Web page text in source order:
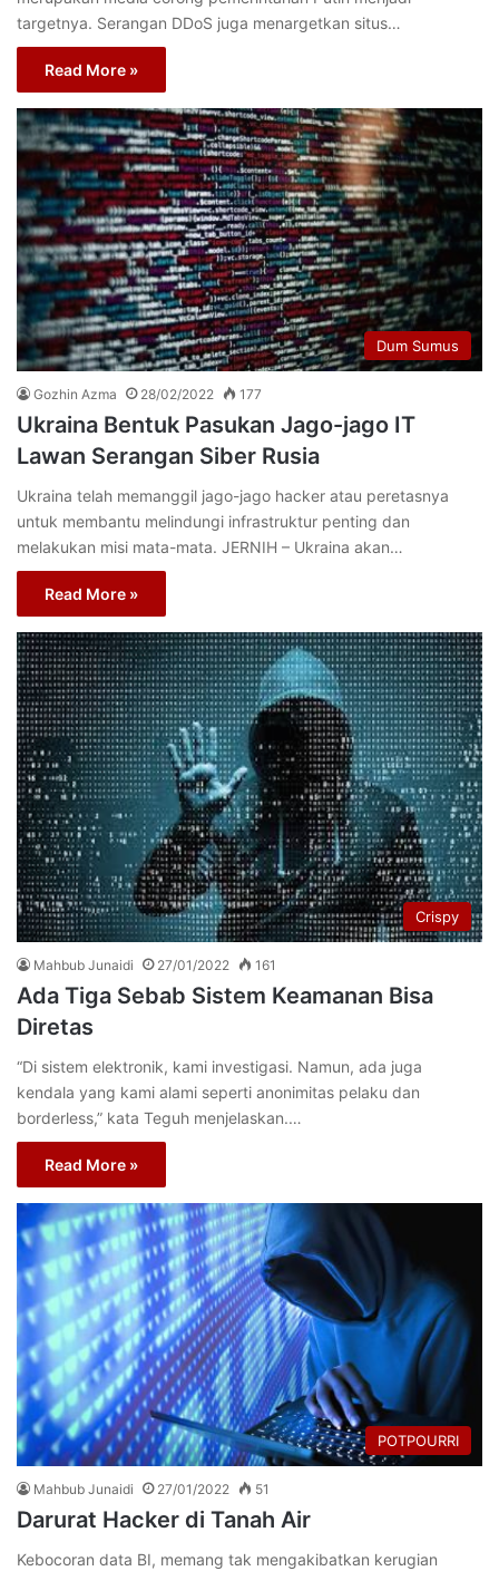
targetnya. Serangan DDoS juga menargetkan situs…
Read More »
Dum Sumus
Gozhin Azma 28/02/2022 177
Ukraina Bentuk Pasukan Jago-jago IT
Lawan Serangan Siber Rusia
Ukraina telah memanggil jago-jago hacker atau peretasnya
untuk membantu melindungi infrastruktur penting dan
melakukan misi mata-mata. JERNIH – Ukraina akan…
Read More »
Crispy
Mahbub Junaidi 27/01/2022 161
Ada Tiga Sebab Sistem Keamanan Bisa
Diretas
“Di sistem elektronik, kami investigasi. Namun, ada juga
kendala yang kami alami seperti anonimitas pelaku dan
borderless,” kata Teguh menjelaskan.…
Read More »
POTPOURRI
Mahbub Junaidi 27/01/2022 51
Darurat Hacker di Tanah Air
Kebocoran data BI, memang tak mengakibatkan kerugian